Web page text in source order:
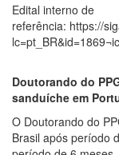
Edital interno de
referência: https://
Doutorando do
sanduíche em
O Doutorando do
Brasil após período